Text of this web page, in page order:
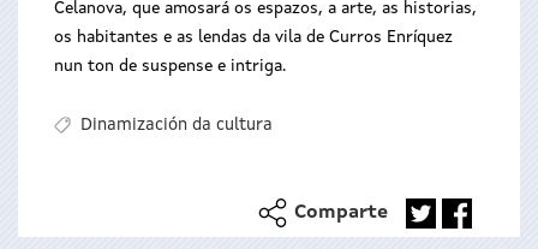
Celanova, que amosará os espazos, a arte, as historias,
os habitantes e as lendas da vila de Curros Enríquez
nun ton de suspense e intriga.
Dinamización da cultura
Comparte